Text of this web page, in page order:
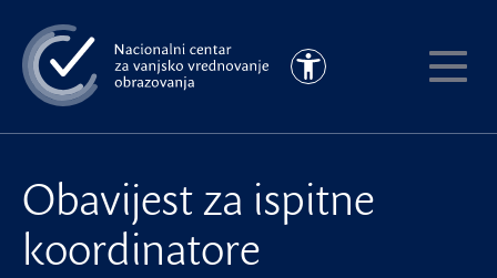
na
glavni
sadržaj
Pristupačnost
Obavijest za ispitne
koordinatore